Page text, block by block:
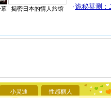
揭密日本的情人旅馆
·诡秘莫测：
小灵通 性感丽人
你太多，
要平安